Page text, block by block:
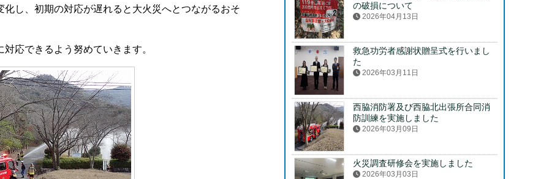
し、初期の対応が遅れると大火災へとつながるおそ
応できるよう努めていきます。
の破損について
2026年04月13日
救急功労者感謝状贈呈式を行いまし
た
2026年03月11日
西脇消防署及び西脇北出張所合同消
防訓練を実施しました
2026年03月09日
火災調査研修会を実施しました
2026年03月03日